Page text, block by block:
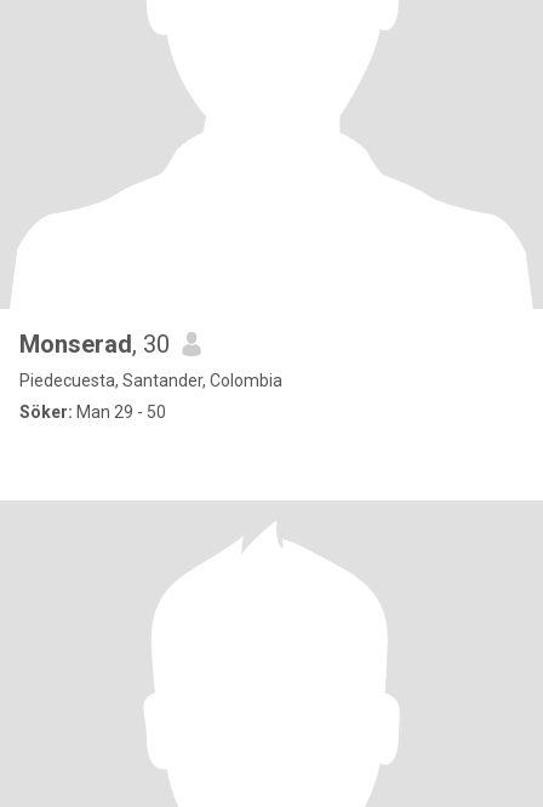
Monserad, 30
Piedecuesta, Santander, Colombia
Söker: Man 29 - 50